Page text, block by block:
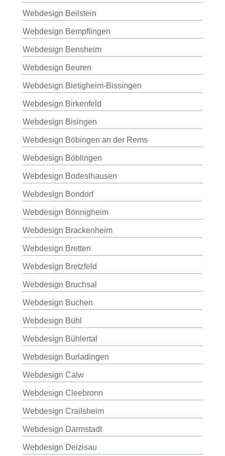
Webdesign Beilstein
Webdesign Bempflingen
Webdesign Bensheim
Webdesign Beuren
Webdesign Bietigheim-Bissingen
Webdesign Birkenfeld
Webdesign Bisingen
Webdesign Böbingen an der Rems
Webdesign Böblingen
Webdesign Bodeslhausen
Webdesign Bondorf
Webdesign Bönnigheim
Webdesign Brackenheim
Webdesign Bretten
Webdesign Bretzfeld
Webdesign Bruchsal
Webdesign Buchen
Webdesign Bühl
Webdesign Bühlertal
Webdesign Burladingen
Webdesign Calw
Webdesign Cleebronn
Webdesign Crailsheim
Webdesign Darmstadt
Webdesign Deizisau